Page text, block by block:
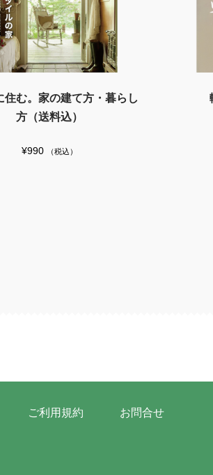
住む。家の建て方・暮らし
方（送料込）
¥990 （税込）
ご利用規約 お問合せ